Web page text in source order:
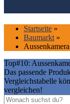
Startseite »
Baumarkt »
Top#10:
Das passende
Vergleichstabelle
vergleichen!
Suchen